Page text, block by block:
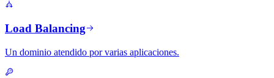
Load Balancing
Un dominio atendido por varias aplicaciones.